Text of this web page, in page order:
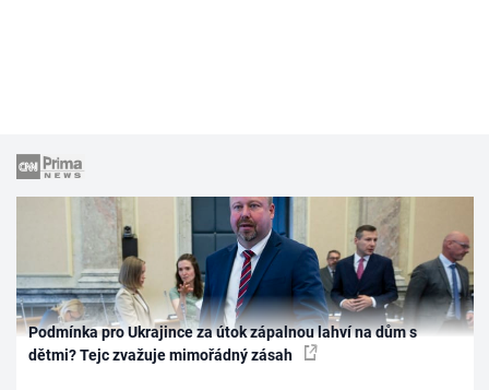
Podmínka pro Ukrajince za útok zápalnou lahví na dům s
dětmi? Tejc zvažuje mimořádný zásah